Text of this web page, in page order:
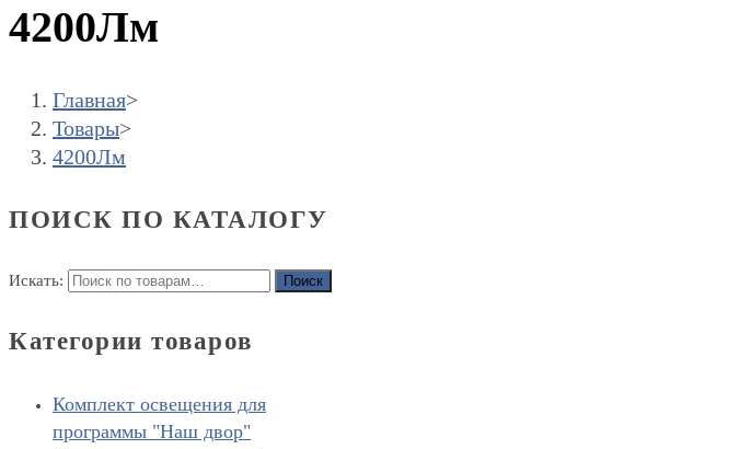
4200Лм
Главная>
Товары>
4200Лм
ПОИСК ПО КАТАЛОГУ
Искать: Поиск
Категории товаров
Комплект освещения для
программы "Наш двор"